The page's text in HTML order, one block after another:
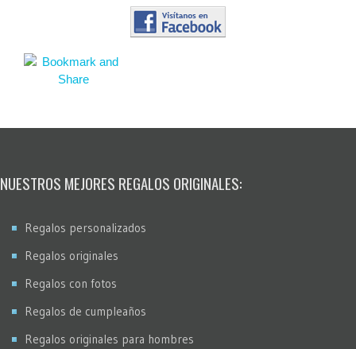
NUESTROS MEJORES REGALOS ORIGINALES:
Regalos personalizados
Regalos originales
Regalos con fotos
Regalos de cumpleaños
Regalos originales para hombres